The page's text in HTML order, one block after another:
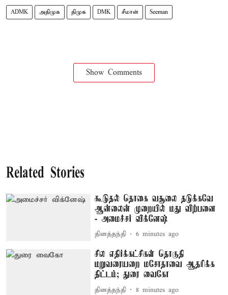
ADMK அதிமுக திமுக DMK சீமான் Seeman
Show Comments
Related Stories
கூடுதல் தொகை வசூலை தடுக்கவே
ஆன்லைன் முறையில் மது விற்பனை
- அமைச்சர் விக்னேஷ்
தினத்தந்தி 6 minutes ago
சில எதிர்க்கட்சிகள் தொகுதி
மறுவரையறை மசோதாவை ஆதரிக்க
திட்டம்; துரை வைகோ
தினத்தந்தி 8 minutes ago